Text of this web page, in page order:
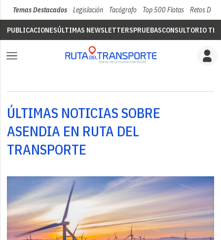
Temas Destacados Legislación Tacógrafo Top 500 Flotas Retos Del
PUBLICACIONESÚLTIMAS NEWSLETTERSPRUEBASCONSULTORIO
ÚLTIMAS NOTICIAS SOBRE
ASENDIA EN RUTA DEL
TRANSPORTE